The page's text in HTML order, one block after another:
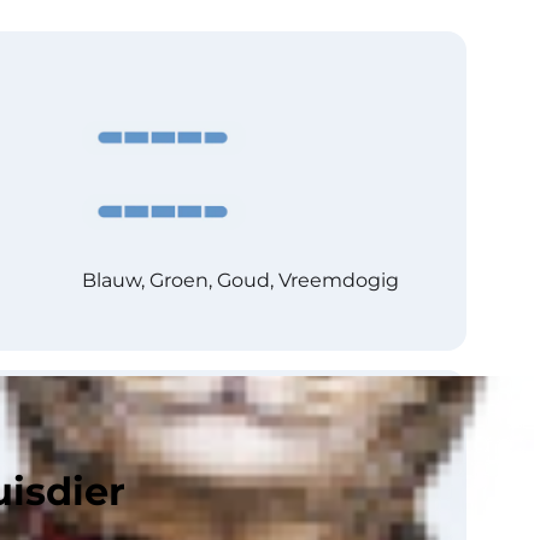
Blauw, Groen, Goud, Vreemdogig
CFA, ACFA, FIFe, TICA
Zeldzaam